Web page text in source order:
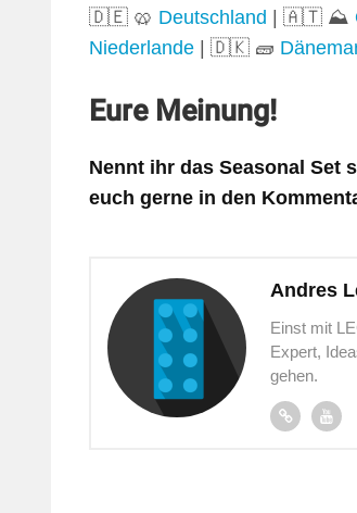
🇩🇪 🥨 Deutschland | 🇦🇹 ⛰️
Niederlande | 🇩🇰 🧱
Eure Meinung!
Nennt ihr das Seasonal Set
euch gerne in den
Andres
Einst mit
Expert,
gehen.